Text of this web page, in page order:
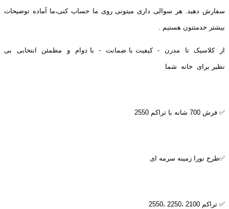
سفارش دهید. هر سوالی داری میتونی روی ما حساب کنی،ما آماده توضیحات
بیشتر خدمتتون هستیم .
از کلاسیک تا مدرن - کیفیت با ضمانت - با دوام و مطمئن انتخابی بی
نظیر برای خانه شما
✅ فرش 700 شانه با تراکم 2550
✅طرح نورا زمینه سرمه ای
✅ تراکم 2100 ،2250 ،2550